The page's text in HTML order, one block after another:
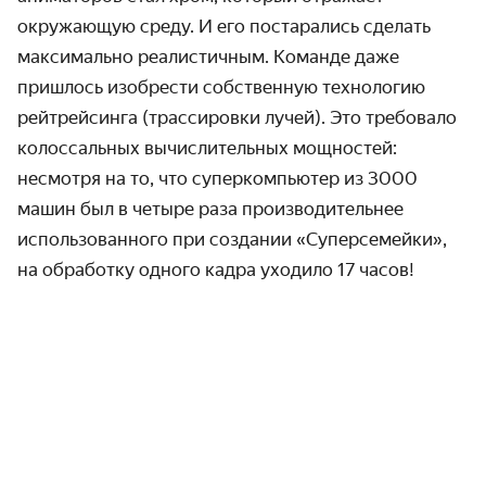
окружающую среду. И его постарались сделать
максимально реалистичным. Команде даже
пришлось изобрести собственную технологию
рейтрейсинга (трассировки лучей). Это требовало
колоссальных вычислительных мощностей:
несмотря на то, что суперкомпьютер из 3000
машин был в четыре раза производительнее
использованного при создании «Суперсемейки»,
на обработку одного кадра уходило 17 часов!